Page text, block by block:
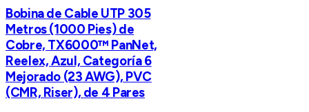
Bobina de Cable UTP 305
Metros (1000 Pies) de
Cobre, TX6000™ PanNet,
Reelex, Azul, Categoría 6
Mejorado (23 AWG), PVC
(CMR, Riser), de 4 Pares